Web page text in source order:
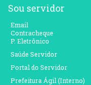
Sou servidor
Email
Contracheque
P. Eletrônico
Saúde Servidor
Portal do Servidor
Prefeitura Ágil (Interno)